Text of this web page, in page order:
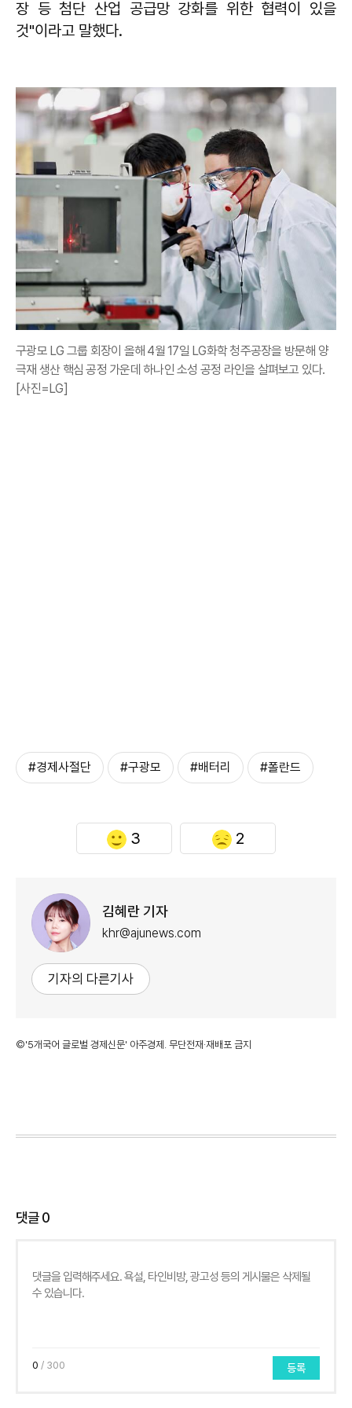
장 등 첨단 산업 공급망 강화를 위한 협력이 있을
것"이라고 말했다.
구광모 LG 그룹 회장이 올해 4월 17일 LG화학 청주공장을 방문해 양
극재 생산 핵심 공정 가운데 하나인 소성 공정 라인을 살펴보고 있다.
[사진=LG]
#경제사절단 #구광모 #배터리 #폴란드
3 2
김혜란 기자
khr@ajunews.com
기자의 다른기사
©'5개국어 글로벌 경제신문' 아주경제. 무단전재·재배포 금지
댓글0
0 / 300 등록